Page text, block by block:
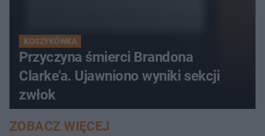
KOSZYKÓWKA
Przyczyna śmierci Brandona
Clarke'a. Ujawniono wyniki sekcji
zwłok
ZOBACZ WIĘCEJ